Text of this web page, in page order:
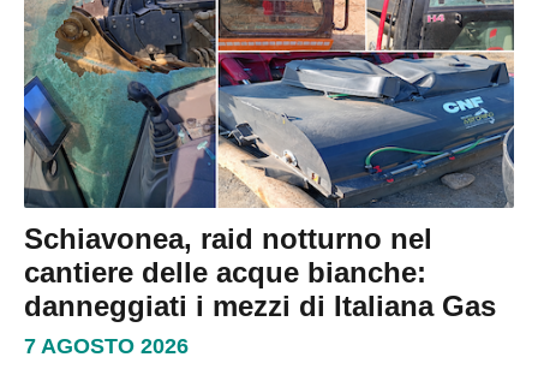
Schiavonea, raid notturno nel
cantiere delle acque bianche:
danneggiati i mezzi di Italiana Gas
7 AGOSTO 2026